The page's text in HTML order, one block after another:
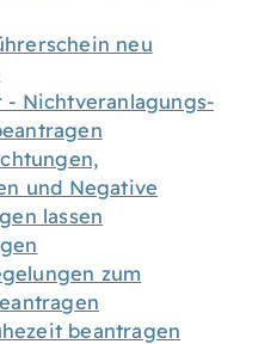
neu
Nichtveranlagungs-
und Negative
lassen
zum
beantragen